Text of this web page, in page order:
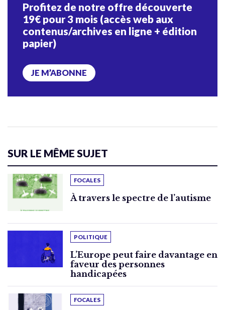
Profitez de notre offre découverte
19€ pour 3 mois (accès web aux
contenus/archives en ligne + édition
papier)
JE M’ABONNE
SUR LE MÊME SUJET
FOCALES
À travers le spectre de l’autisme
POLITIQUE
L’Europe peut faire davantage en
faveur des personnes
handicapées
FOCALES